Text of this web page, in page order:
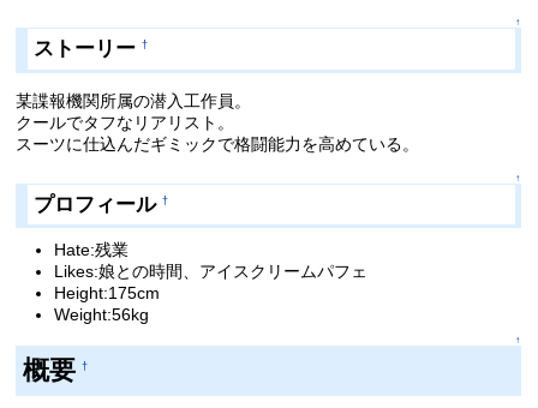
↑
ストーリー †
某諜報機関所属の潜入工作員。
クールでタフなリアリスト。
スーツに仕込んだギミックで格闘能力を高めている。
↑
プロフィール †
Hate:残業
Likes:娘との時間、アイスクリームパフェ
Height:175cm
Weight:56kg
↑
概要 †